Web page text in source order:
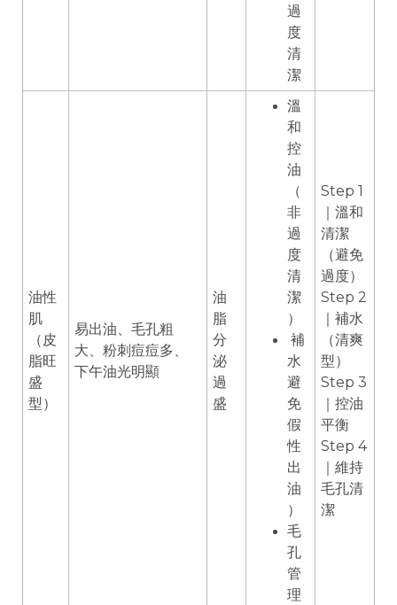
過
度
清
潔
油性
肌
（皮
脂旺
盛
型）
易出油、毛孔粗
大、粉刺痘痘多、
下午油光明顯
油
脂
分
泌
過
盛
溫
和
控
油
（
非
過
度
清
潔
）
補
水
避
免
假
性
出
油
）
毛
孔
管
理
Step 1
｜溫和
清潔
（避免
過度）
Step 2
｜補水
（清爽
型）
Step 3
｜控油
平衡
Step 4
｜維持
毛孔清
潔